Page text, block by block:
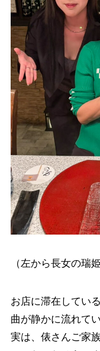
（左から長女の瑞
お店に滞在してい
曲が静かに流れて
実は、俵さんご家